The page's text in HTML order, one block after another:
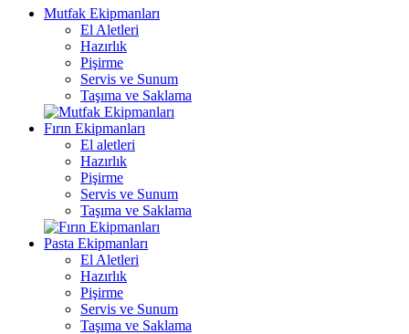
Mutfak Ekipmanları
El Aletleri
Hazırlık
Pişirme
Servis ve Sunum
Taşıma ve Saklama
Fırın Ekipmanları
El aletleri
Hazırlık
Pişirme
Servis ve Sunum
Taşıma ve Saklama
Pasta Ekipmanları
El Aletleri
Hazırlık
Pişirme
Servis ve Sunum
Taşıma ve Saklama